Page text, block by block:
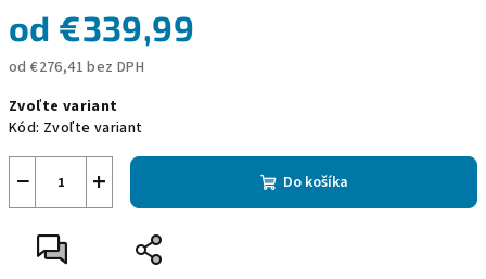
od €339,99
od€276,41 bez DPH
cena:
Zvoľte variant
Kód: Zvoľte variant
+
− Do košíka